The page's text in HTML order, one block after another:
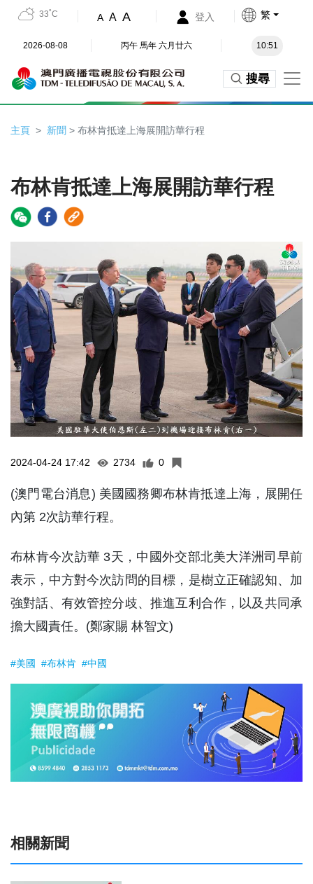
33˚C A A A 登入 繁
2026-08-08 丙午 馬年 六月廿六 10:51
搜尋
主頁 新聞 > 布林肯抵達上海展開訪華行程
布林肯抵達上海展開訪華行程
2024-04-24 17:42 2734 0
(澳門電台消息) 美國國務卿布林肯抵達上海，展開任
內第 2次訪華行程。
布林肯今次訪華 3天，中國外交部北美大洋洲司早前
表示，中方對今次訪問的目標，是樹立正確認知、加
強對話、有效管控分歧、推進互利合作，以及共同承
擔大國責任。(鄭家賜 林智文)
#美國 #布林肯 #中國
相關新聞